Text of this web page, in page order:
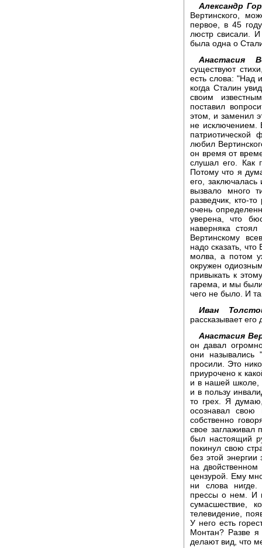
Александр
Вертинского,
первое, в 45
люстр свисали.
была одна о
Анастасия
существуют
есть слова: "Над
когда Сталин
своим
поставил
этом, и заменил
не исключением.
любил
он время от
слушал его. Как
Потому что я
его,
вызвало много
разведчик, кто-
очень
уверена, что
наверняка
Вертинскому
надо сказать,
молва, а потом
окружен
привыкать к
гарема, и мы
чего не было. И
Иван
рассказывает его
Анастасия
он давал
они назывались
просили. Это
приурочено к
и в нашей школе,
и в пользу
то грех. Я думаю,
осознавал
собственно
свое заглаживал
был настоящий
покинул свою
без этой
на
цензурой. Ему
ни слова нигде.
прессы о нем. И
сумасшествие,
телевидение,
У него есть
Монтан? Разве
делают вид, что